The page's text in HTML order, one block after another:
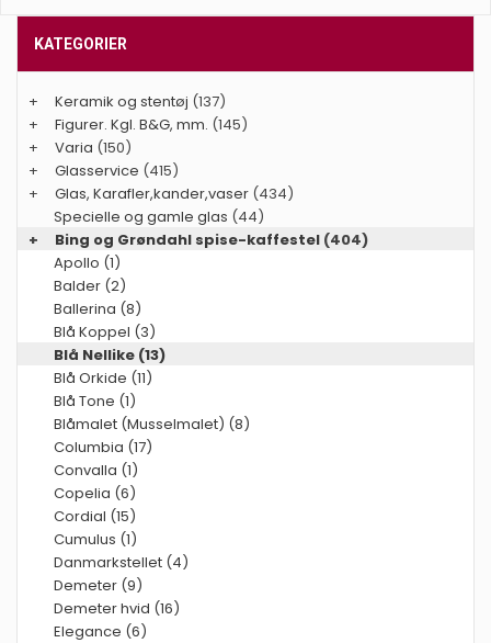
KATEGORIER
+ Keramik og stentøj (137)
+
Figurer. Kgl. B&G, mm. (145)
+
Varia (150)
+
Glasservice (415)
+
Glas, Karafler,kander,vaser (434)
Specielle og gamle glas (44)
+
Bing og Grøndahl spise-kaffestel (404)
Apollo (1)
Balder (2)
Ballerina (8)
Blå Koppel (3)
Blå Nellike (13)
Blå Orkide (11)
Blå Tone (1)
Blåmalet (Musselmalet) (8)
Columbia (17)
Convalla (1)
Copelia (6)
Cordial (15)
Cumulus (1)
Danmarkstellet (4)
Demeter (9)
Demeter hvid (16)
Elegance (6)